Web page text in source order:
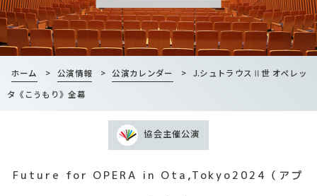
ホーム > 公演情報 > 公演カレンダー >
J.シュトラウスⅡ世 オペレッ
タ《こうもり》全幕
協会主催公演
Future for OPERA in Ota,Tokyo2024（アプ